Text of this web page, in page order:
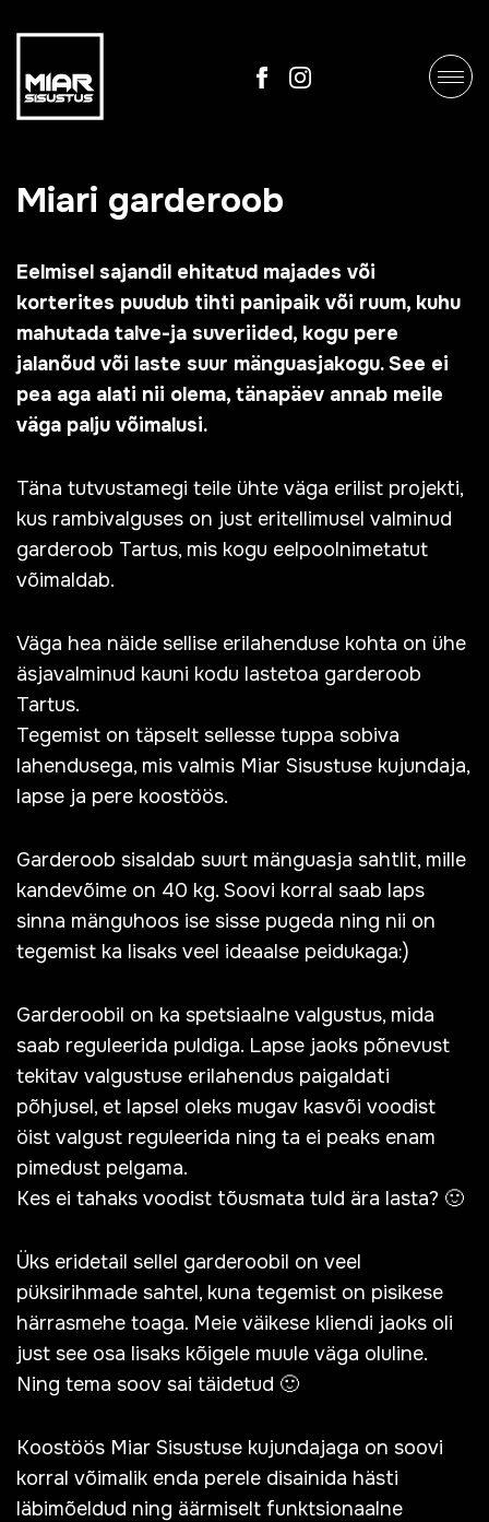
Miari garderoob
Eelmisel sajandil ehitatud majades või
korterites puudub tihti panipaik või ruum, kuhu
mahutada talve-ja suveriided, kogu pere
jalanõud või laste suur mänguasjakogu. See ei
pea aga alati nii olema, tänapäev annab meile
väga palju võimalusi.
Täna tutvustamegi teile ühte väga erilist projekti,
kus rambivalguses on just eritellimusel valminud
garderoob Tartus, mis kogu eelpoolnimetatut
võimaldab.
Väga hea näide sellise erilahenduse kohta on ühe
äsjavalminud kauni kodu lastetoa garderoob
Tartus.
Tegemist on täpselt sellesse tuppa sobiva
lahendusega, mis valmis Miar Sisustuse kujundaja,
lapse ja pere koostöös.
Garderoob sisaldab suurt mänguasja sahtlit, mille
kandevõime on 40 kg. Soovi korral saab laps
sinna mänguhoos ise sisse pugeda ning nii on
tegemist ka lisaks veel ideaalse peidukaga:)
Garderoobil on ka spetsiaalne valgustus, mida
saab reguleerida puldiga. Lapse jaoks põnevust
tekitav valgustuse erilahendus paigaldati
põhjusel, et lapsel oleks mugav kasvõi voodist
öist valgust reguleerida ning ta ei peaks enam
pimedust pelgama.
Kes ei tahaks voodist tõusmata tuld ära lasta? 🙂
Üks eridetail sellel garderoobil on veel
püksirihmade sahtel, kuna tegemist on pisikese
härrasmehe toaga. Meie väikese kliendi jaoks oli
just see osa lisaks kõigele muule väga oluline.
Ning tema soov sai täidetud 🙂
Koostöös Miar Sisustuse kujundajaga on soovi
korral võimalik enda perele disainida hästi
läbimõeldud ning äärmiselt funktsionaalne